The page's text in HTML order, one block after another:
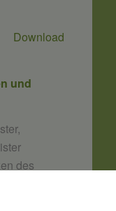
Download
und
des